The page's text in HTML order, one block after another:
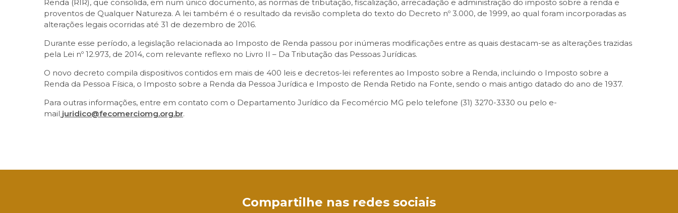
Renda (RIR), que consolida, em num único documento, as normas de tributação, fiscalização, arrecadação e administração do imposto sobre a renda e
proventos de Qualquer Natureza. A lei também é o resultado da revisão completa do texto do Decreto nº 3.000, de 1999, ao qual foram incorporadas as
alterações legais ocorridas até 31 de dezembro de 2016.
Durante esse período, a legislação relacionada ao Imposto de Renda passou por inúmeras modificações entre as quais destacam-se as alterações trazidas
pela Lei nº 12.973, de 2014, com relevante reflexo no Livro II – Da Tributação das Pessoas Jurídicas.
O novo decreto compila dispositivos contidos em mais de 400 leis e decretos-lei referentes ao Imposto sobre a Renda, incluindo o Imposto sobre a
Renda da Pessoa Física, o Imposto sobre a Renda da Pessoa Jurídica e Imposto de Renda Retido na Fonte, sendo o mais antigo datado do ano de 1937.
Para outras informações, entre em contato com o Departamento Jurídico da Fecomércio MG pelo telefone (31) 3270-3330 ou pelo e-
mail juridico@fecomerciomg.org.br.
Compartilhe nas redes sociais